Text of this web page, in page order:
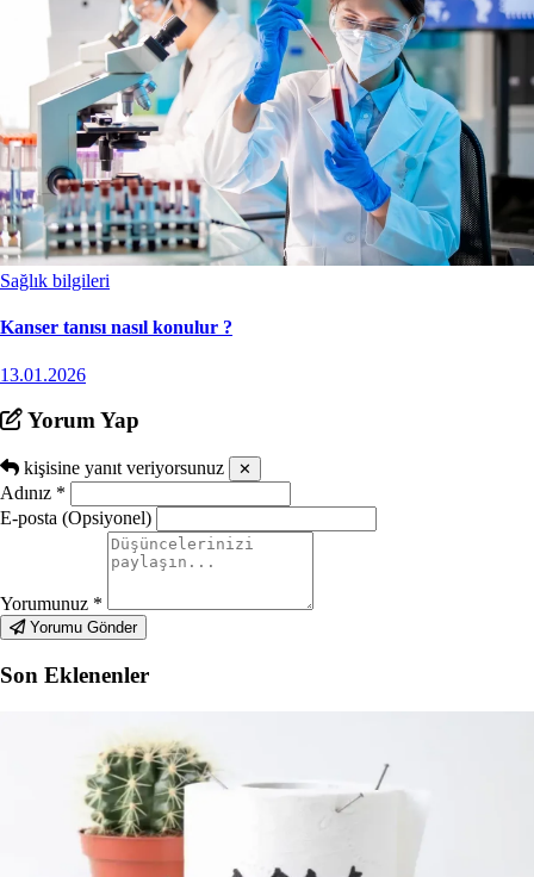
Sağlık bilgileri
Kanser tanısı nasıl konulur ?
13.01.2026
Yorum Yap
kişisine yanıt veriyorsunuz ✕
Adınız *
E-posta (Opsiyonel)
Yorumunuz *
Yorumu Gönder
Son Eklenenler